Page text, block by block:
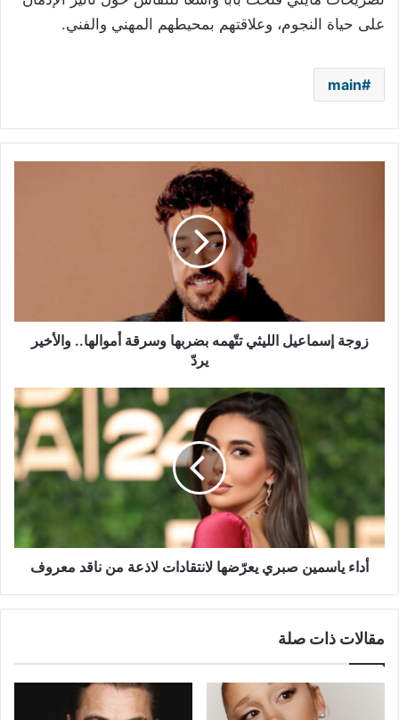
على حياة النجوم، وعلاقتهم بمحيطهم المهني والفني.
main
يردّ
زوجة إسماعيل الليثي تتّهمه بضربها وسرقة أموالها.. والأخير
يردّ
أداء
ياسمين
يعرّضها
لاذعة
من
ناقد
معروف
أداء ياسمين صبري يعرّضها لانتقادات لاذعة من ناقد معروف
مقالات ذات صلة